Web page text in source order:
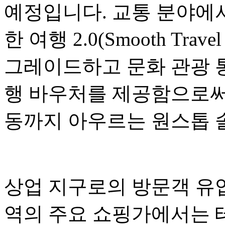
예정입니다. 교통 분야
한 여행 2.0(Smooth
그레이드하고 문화 관광
행 바우처를 제공함으로
동까지 아우르는 원스톱
상업 지구로의 방문객 유
역의 주요 쇼핑가에서는